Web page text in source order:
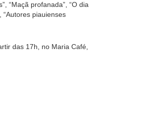
“Maçã profanada”, “O dia
“Autores piauienses
das 17h, no Maria Café,